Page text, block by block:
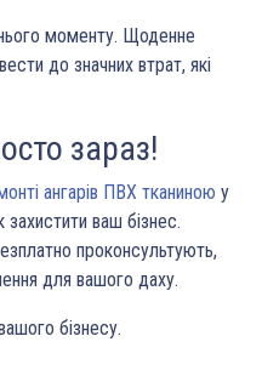
моменту. Щоденне
до значних втрат, які
зараз!
ангарів ПВХ тканиною у
захистити ваш бізнес.
проконсультують,
для вашого даху.
бізнесу.